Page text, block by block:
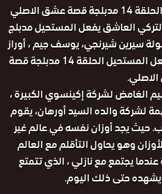
مسلسل العاشق يفعل المستحيل الحلقة 14 مدبلجة قصة عشق الاصلي
العاشق يفعل المستحيل مدبلج
سيرين شيرنجي، يوسف جيم ، أوراز
كايغيلار أوغلو مسلسل العاشق يفعل المستحيل الحلقة 14 مدبلجة قصة
الغامض لشركة إكينسوي الكبيرة ،
لشركة والده السيد أورهان، يقوم
حيث يجد أوزان نفسه في عالم غير
وهو يحاول التأقلم مع العالم
يجتمع مع نازلي ، الذي تتمتع
حتى ذلك اليوم.